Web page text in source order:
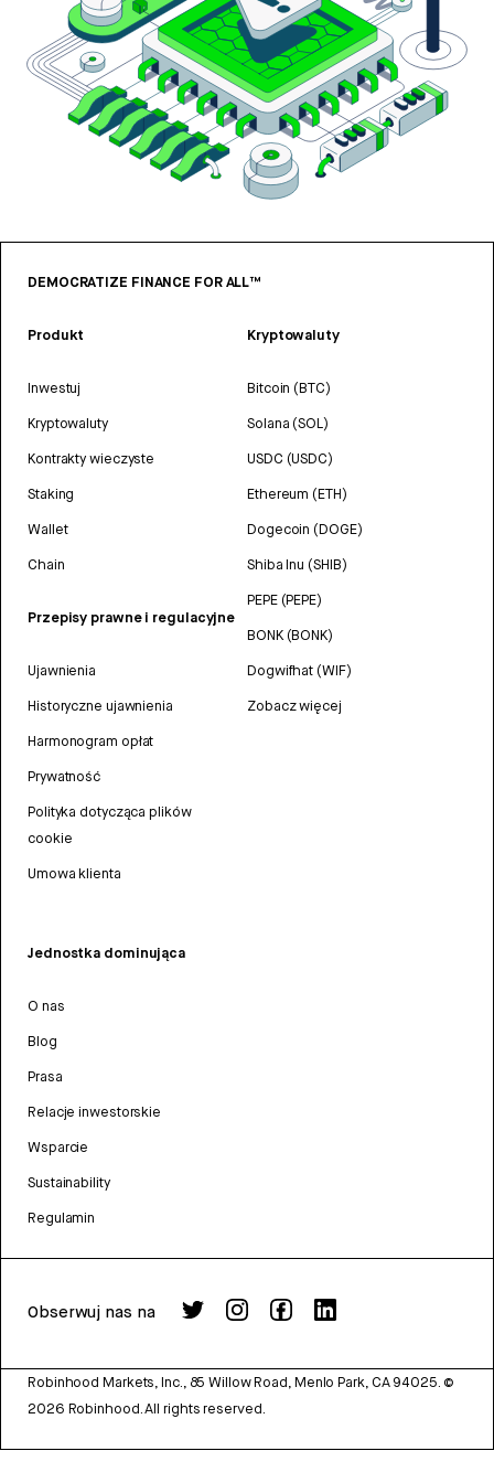
DEMOCRATIZE FINANCE FOR ALL™
Produkt
Inwestuj
Kryptowaluty
Kontrakty wieczyste
Staking
Wallet
Chain
Przepisy prawne i regulacyjne
Ujawnienia
Historyczne ujawnienia
Harmonogram opłat
Prywatność
Polityka dotycząca plików
cookie
Umowa klienta
Kryptowaluty
Bitcoin (BTC)
Solana (SOL)
USDC (USDC)
Ethereum (ETH)
Dogecoin (DOGE)
Shiba Inu (SHIB)
PEPE (PEPE)
BONK (BONK)
Dogwifhat (WIF)
Zobacz więcej
Jednostka dominująca
O nas
Blog
Prasa
Relacje inwestorskie
Wsparcie
Sustainability
Regulamin
Obserwuj nas na
Robinhood Markets, Inc., 85 Willow Road, Menlo Park, CA 94025. ©
2026 Robinhood. All rights reserved.